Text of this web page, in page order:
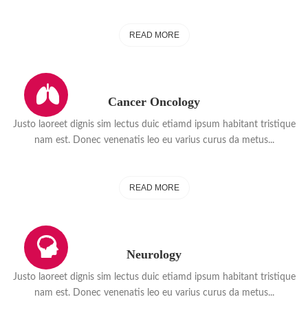
READ MORE
Cancer Oncology
Justo laoreet dignis sim lectus duic etiamd ipsum habitant tristique
nam est. Donec venenatis leo eu varius curus da metus...
READ MORE
Neurology
Justo laoreet dignis sim lectus duic etiamd ipsum habitant tristique
nam est. Donec venenatis leo eu varius curus da metus...